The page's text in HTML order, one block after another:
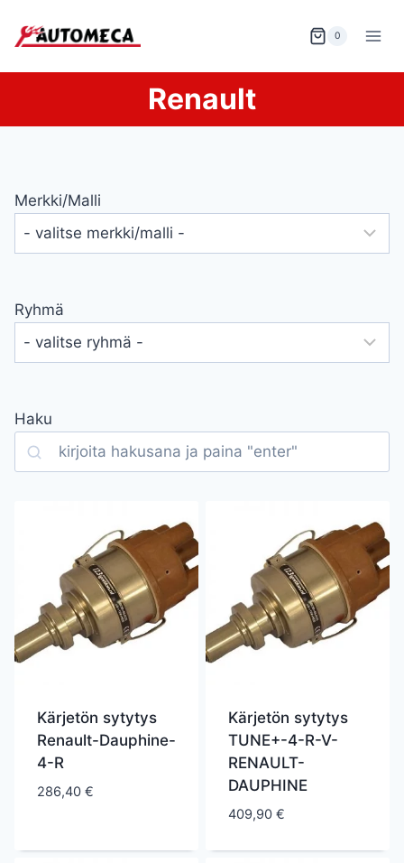
sisältöön
0
Renault
Merkki/malli
Ryhmä
Haku
Search
Kärjetön sytytys
Renault-Dauphine-
4-R
286,40 €
Kärjetön sytytys
TUNE+-4-R-V-
RENAULT-
DAUPHINE
409,90 €